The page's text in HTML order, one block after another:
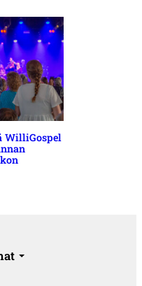
WilliGospel